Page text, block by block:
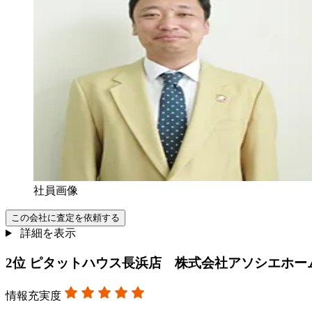
社員画像
この会社に査定を依頼する
詳細を表示
2位 ピタットハウス長浜店 株式会社アソシエホー
情報充実度